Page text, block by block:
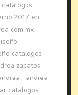
catalogos
2017 en
com mx
catalogos ,
zapatos
, andrea
catalogos